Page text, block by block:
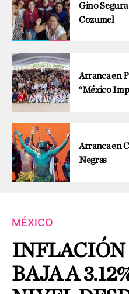
Gino
Cozumel
Arranca en
“México
Arranca en
Negras
MÉXICO
INFLACIÓN
BAJA A